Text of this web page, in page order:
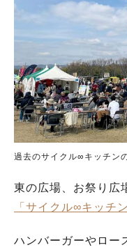
過去のサイクル∞キッチン
東の広場、お祭り広
「サイクル∞キッチン
ハンバーガーやロー